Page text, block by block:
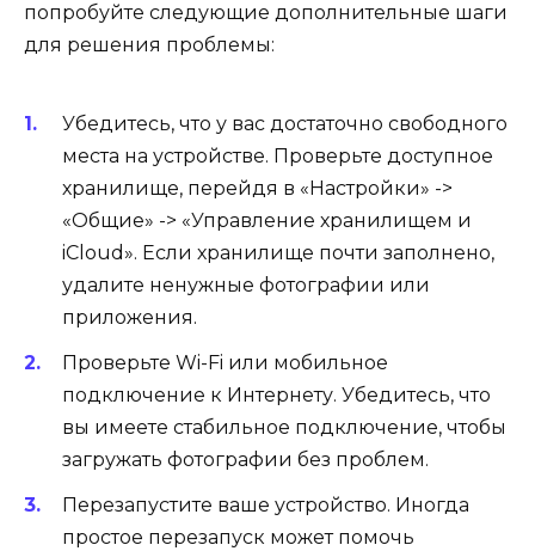
попробуйте следующие дополнительные шаги
для решения проблемы:
Убедитесь, что у вас достаточно свободного
места на устройстве. Проверьте доступное
хранилище, перейдя в «Настройки» ->
«Общие» -> «Управление хранилищем и
iCloud». Если хранилище почти заполнено,
удалите ненужные фотографии или
приложения.
Проверьте Wi-Fi или мобильное
подключение к Интернету. Убедитесь, что
вы имеете стабильное подключение, чтобы
загружать фотографии без проблем.
Перезапустите ваше устройство. Иногда
простое перезапуск может помочь